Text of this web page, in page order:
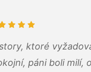
ktoré
páni boli milí,